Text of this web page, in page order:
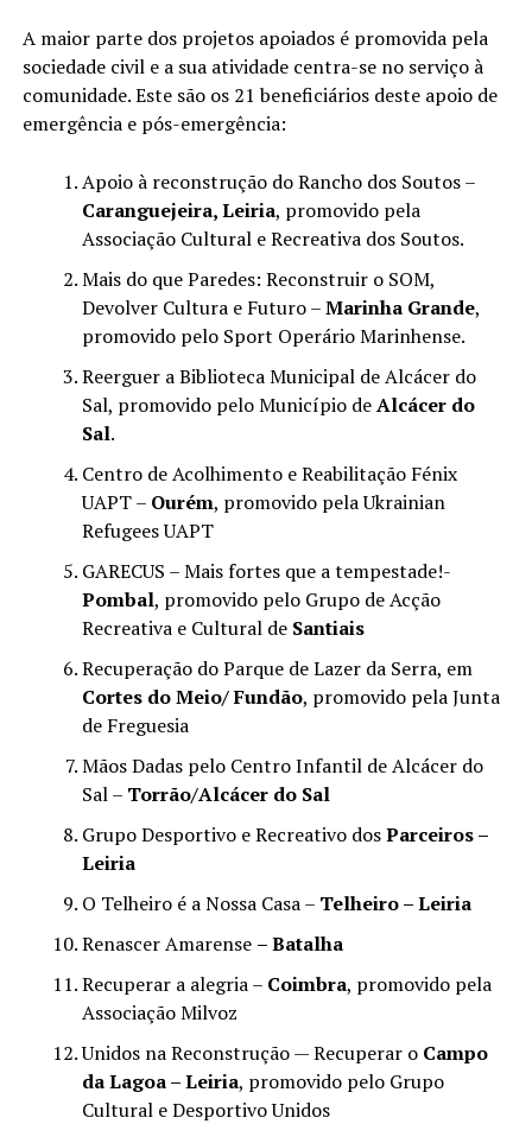
A maior parte dos projetos apoiados é promovida pela
sociedade civil e a sua atividade centra-se no serviço à
comunidade. Este são os 21 beneficiários deste apoio de
emergência e pós-emergência:
Apoio à reconstrução do Rancho dos Soutos –
Caranguejeira, Leiria, promovido pela
Associação Cultural e Recreativa dos Soutos.
Mais do que Paredes: Reconstruir o SOM,
Devolver Cultura e Futuro –Marinha Grande,
promovido pelo Sport Operário Marinhense.
Reerguer a Biblioteca Municipal de Alcácer do
Sal, promovido pelo Município deAlcácer do
Sal.
Centro de Acolhimento e Reabilitação Fénix
UAPT – Ourém, promovido pela Ukrainian
Refugees UAPT
GARECUS – Mais fortes que a tempestade!-
Pombal, promovido pelo Grupo de Acção
Recreativa e Cultural deSantiais
Recuperação do Parque de Lazer da Serra, em
Cortes do Meio/ Fundão, promovido pela Junta
de Freguesia
Mãos Dadas pelo Centro Infantil de Alcácer do
Sal – Torrão/Alcácer do Sal
Grupo Desportivo e Recreativo dosParceiros –
Leiria
O Telheiro é a Nossa Casa – Telheiro – Leiria
Renascer Amarense – Batalha
Recuperar a alegria – Coimbra, promovido pela
Associação Milvoz
Unidos na Reconstrução — Recuperar o Campo
da Lagoa – Leiria, promovido pelo Grupo
Cultural e Desportivo Unidos